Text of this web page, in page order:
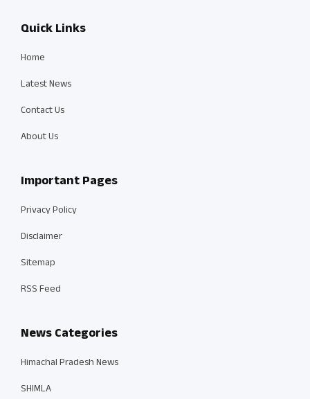
Quick Links
Home
Latest News
Contact Us
About Us
Important Pages
Privacy Policy
Disclaimer
Sitemap
RSS Feed
News Categories
Himachal Pradesh News
SHIMLA